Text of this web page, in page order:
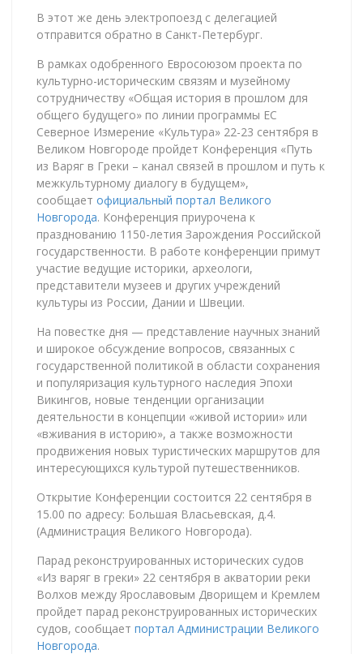
В этот же день электропоезд с делегацией
отправится обратно в Санкт-Петербург.
В рамках одобренного Евросоюзом проекта по
культурно-историческим связям и музейному
сотрудничеству «Общая история в прошлом для
общего будущего» по линии программы ЕС
Северное Измерение «Культура» 22-23 сентября в
Великом Новгороде пройдет Конференция «Путь
из Варяг в Греки – канал связей в прошлом и путь к
межкультурному диалогу в будущем»,
сообщает официальный портал Великого
Новгорода. Конференция приурочена к
празднованию 1150-летия Зарождения Российской
государственности. В работе конференции примут
участие ведущие историки, археологи,
представители музеев и других учреждений
культуры из России, Дании и Швеции.
На повестке дня — представление научных знаний
и широкое обсуждение вопросов, связанных с
государственной политикой в области сохранения
и популяризация культурного наследия Эпохи
Викингов, новые тенденции организации
деятельности в концепции «живой истории» или
«вживания в историю», а также возможности
продвижения новых туристических маршрутов для
интересующихся культурой путешественников.
Открытие Конференции состоится 22 сентября в
15.00 по адресу: Большая Власьевская, д.4.
(Администрация Великого Новгорода).
Парад реконструированных исторических судов
«Из варяг в греки» 22 сентября в акватории реки
Волхов между Ярославовым Дворищем и Кремлем
пройдет парад реконструированных исторических
судов, сообщает портал Администрации Великого
Новгорода.